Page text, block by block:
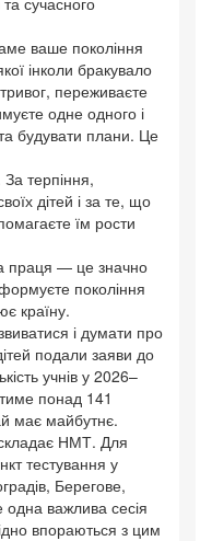
ваше покоління
інколи бракувало
переживаєте
одне одного і
будувати плани. Це
терпіння,
дітей і за те, що
їм рости
праця — це значно
покоління
країну.
і думати про
подали заяви до
учнів у 2026–
понад 141
має майбутнє.
НМТ. Для
тестування у
Берегове,
одна важлива сесія
впораються з цим